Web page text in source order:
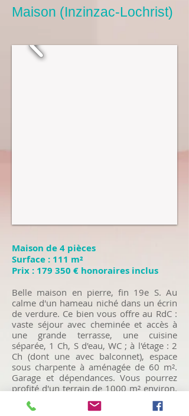
Maison (Inzinzac-Lochrist)
Maison de 4 pièces​
Surface : 111 m²​
Prix : 179 350 € honoraires inclus
Belle maison en pierre, fin 19e S. Au
calme d'un hameau niché dans un écrin
de verdure. Ce bien vous offre au RdC :
vaste séjour avec cheminée et accès à
une grande terrasse, une cuisine
séparée, 1 Ch, S d'eau, WC ; à l'étage : 2
Ch (dont une avec balconnet), espace
sous charpente à aménagée de 60 m².
Garage et dépendances. Vous pourrez
profité d'un terrain de 1000 m² environ.
travaux à prévoir, gros potentiel !
DPE : G - GES : C